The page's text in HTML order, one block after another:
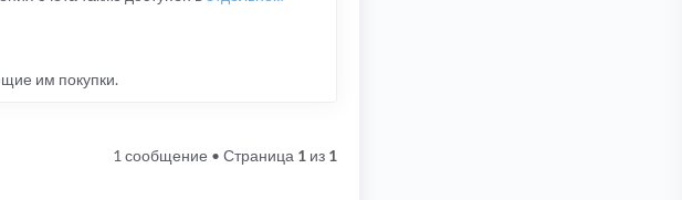
им покупки.
1 сообщение • Страница 1 из 1